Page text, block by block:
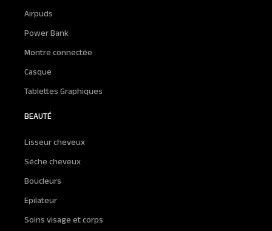
Airpuds
Power Bank
Montre connectée
Casque
Tablettes Graphiques
BEAUTÉ
Lisseur cheveux
Séche cheveux
Boucleurs
Epilateur
Soins visage et corps